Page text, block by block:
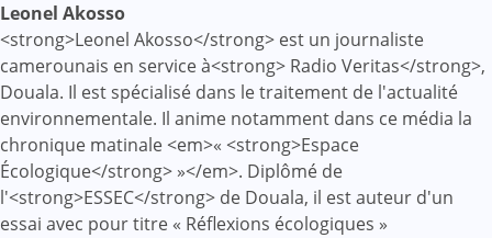
Leonel Akosso
<strong>Leonel Akosso</strong> est un journaliste
camerounais en service à<strong> Radio Veritas</strong>,
Douala. Il est spécialisé dans le traitement de l'actualité
environnementale. Il anime notamment dans ce média la
chronique matinale <em>« <strong>Espace
Écologique</strong> »</em>. Diplômé de
l'<strong>ESSEC</strong> de Douala, il est auteur d'un
essai avec pour titre « Réflexions écologiques »